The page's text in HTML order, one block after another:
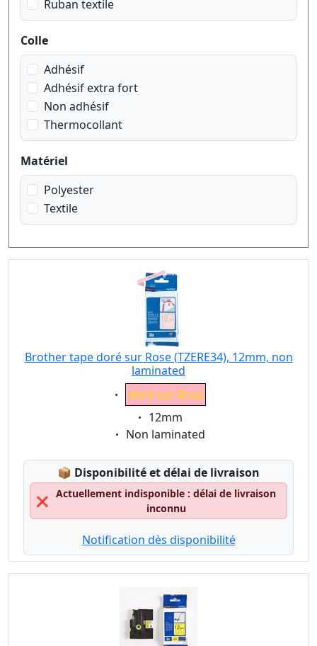
noir sur transparent
noir sur vert
rouge sur blanc
rouge sur transparent
Ruban textile
Colle
Adhésif
Adhésif extra fort
Non adhésif
Thermocollant
Matériel
Polyester
Textile
Brother tape doré sur Rose (TZERE34), 12mm, non
laminated
Eigenschaft:
doré sur Rose
Eigenschaft:
12mm
Eigenschaft:
Non laminated
📦 Lagerstatus:
Disponibilité et délai de livraison
❌
Actuellement indisponible : délai de livraison
inconnu
Notification dès disponibilité